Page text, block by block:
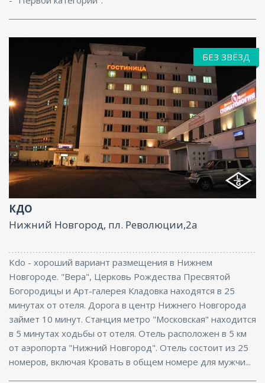
Интернет
БЕЗ ЗВЁЗД
КДО
Нижний Новгород, пл. Революции,2а
Kdo - хороший вариант размещения в Нижнем
Новгороде. "Вера", Церковь Рождества Пресвятой
Богородицы и Арт-галерея Кладовка находятся в 25
минутах от отеля. Дорога в центр Нижнего Новгорода
займет 10 минут. Станция метро "Московская" находится
в 5 минутах ходьбы от отеля. Отель расположен в 5 км
от аэропорта "Нижний Новгород". Отель состоит из 25
номеров, включая Кровать в общем номере для мужчи...